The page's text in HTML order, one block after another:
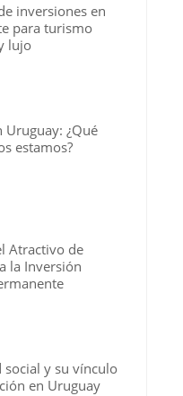
inversiones en
para turismo
lujo
Uruguay: ¿Qué
estamos?
Atractivo de
la Inversión
y su vínculo
en Uruguay